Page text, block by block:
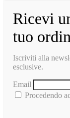
Ricevi
tuo
Iscriviti alla
esclusive.
Email
Procedendo